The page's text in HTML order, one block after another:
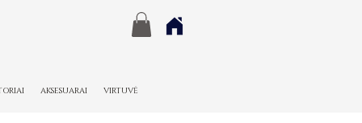
AKSESUARAI VIRTUVĖ